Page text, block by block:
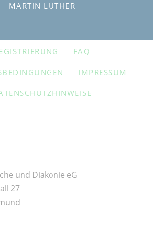
MARTIN LUTHER
FAQ
IMPRESSUM
und Diakonie eG
27